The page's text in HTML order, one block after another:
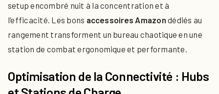
setup encombré nuit à la concentration et à
l’efficacité. Les bons accessoires Amazon dédiés au
rangement transforment un bureau chaotique en une
station de combat ergonomique et performante.
Optimisation de la Connectivité : Hubs